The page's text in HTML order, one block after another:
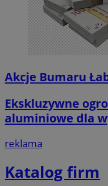
Akcje Bumaru
Ekskluzywne
aluminiowe dla
reklama
Katalog firm